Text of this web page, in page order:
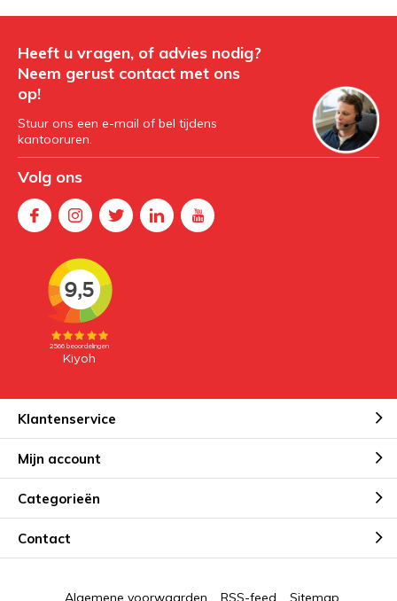
Heeft u vragen, of advies nodig?
Neem gerust contact met ons
op!
Stuur ons een e-mail of bel tijdens
kantooruren.
Volg ons
Klantenservice
Mijn account
Categorieën
Contact
Algemene voorwaarden RSS-feed Sitemap